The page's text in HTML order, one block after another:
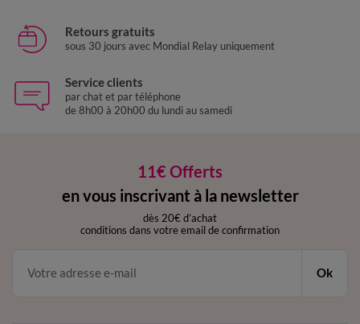
Retours gratuits
sous 30 jours avec Mondial Relay uniquement
Service clients
par chat et par téléphone
de 8h00 à 20h00 du lundi au samedi
11€ Offerts
en vous inscrivant à la newsletter
dès 20€ d’achat
conditions dans votre email de confirmation
Ok